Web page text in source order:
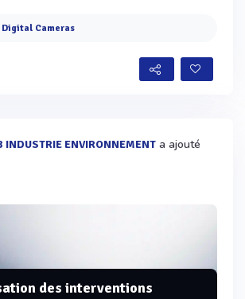
Digital Cameras
INDUSTRIE ENVIRONNEMENT a ajouté
des interventions